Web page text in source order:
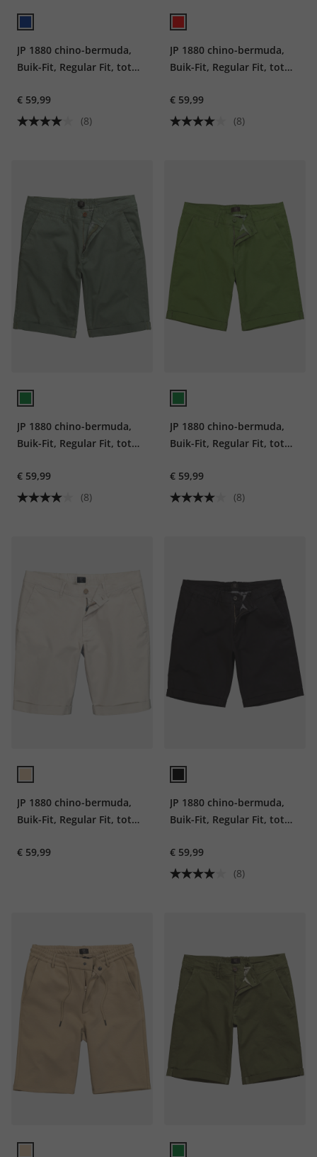
JP 1880 chino-bermuda,
Buik-Fit, Regular Fit, tot
€ 59,99
(8)
JP 1880 chino-bermuda,
Buik-Fit, Regular Fit, tot
€ 59,99
(8)
JP 1880 chino-bermuda,
Buik-Fit, Regular Fit, tot
€ 59,99
(8)
JP 1880 chino-bermuda,
Buik-Fit, Regular Fit, tot
€ 59,99
(8)
JP 1880 chino-bermuda,
Buik-Fit, Regular Fit, tot
€ 59,99
JP 1880 chino-bermuda,
Buik-Fit, Regular Fit, tot
€ 59,99
(8)